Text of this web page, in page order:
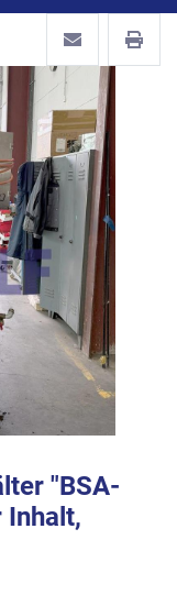
"BSA-
Inhalt,